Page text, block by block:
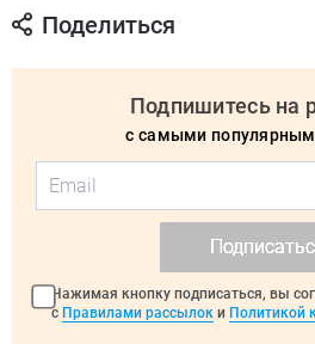
Поделиться
Подпишитесь на
с самыми
Нажимая кнопку подписаться, вы
с Правилами рассылок и Политикой